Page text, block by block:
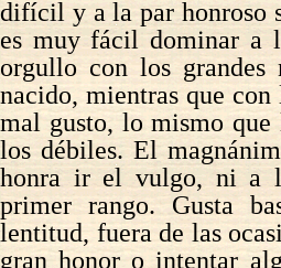
difícil y a la par honroso
es muy fácil dominar a
orgullo con los
nacido, mientras que con
mal gusto, lo mismo que
los débiles. El
honra ir el vulgo, ni a
primer rango. Gusta
lentitud, fuera de las
gran honor o intentar